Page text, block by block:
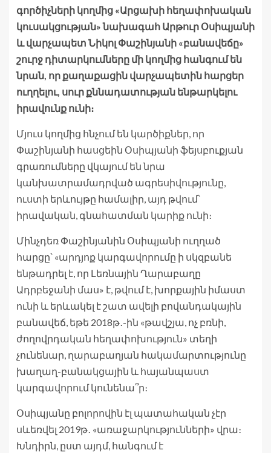
գործիչների կողմից «Արցախի հեղափոխական
կուսակցության» նախագահ Արթուր Օսիպյանի
և վարչապետ Նիկոլ Փաշինյանի «բանավեճը»
շուրջ դիտարկումները մի կողմից հանգում են
նրան, որ քաղաքացին վարչապետին հարցեր
ուղղելու, սուր քննադատության ենթարկելու
իրավունք ունի։
Մյուս կողմից հնչում են կարծիքներ, որ
Փաշինյանի հասցեին Օսիպյանի ֆեյսբուքյան
գրառումները վկայում են նրա
կանխատրամադրված ագրեսիվությունը,
ուստի երևույթը համալիր, այդ թվում՝
իրավական, գնահատման կարիք ունի։
Մինչդեռ Փաշինյանին Օսիպյանի ուղղած
հարցը՝ «արդյոք կարգավորումը ի սկզբանե
ենթադրել է, որ Լեռնային Ղարաբաղը
Ադրբեջանի մաս» է, թվում է, խորքային իմաստ
ունի և երևակել է շատ ավելի բովանդակային
բանավեճ, եթե 2018թ․-ին «թավշյա, ոչ բռնի,
ժողովրդական հեղափոխություն» տեղի
չունենար, ղարաբաղյան հակամարտությունը
խաղաղ-բանակցային և հայանպաստ
կարգավորում կունենա՞ր։
Օսիպյանը բոլորովին էլ պատահական չէր
սևեռվել 2019թ․ «առաջարկությունների» վրա։
Խնդիրն, ըստ այդմ, հանգում է